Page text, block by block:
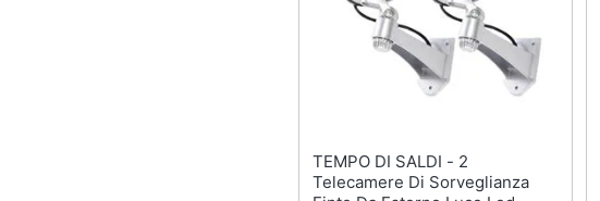
TEMPO DI SALDI - 2
Telecamere Di Sorveglianza